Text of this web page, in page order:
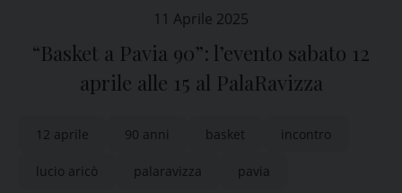
11 Aprile 2025
“Basket a Pavia 90”: l’evento sabato 12
aprile alle 15 al PalaRavizza
12 aprile 90 anni basket incontro
lucio aricò palaravizza pavia